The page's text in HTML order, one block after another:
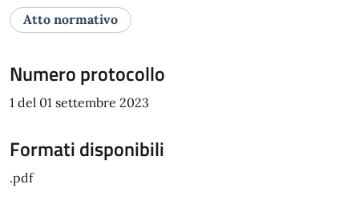
Atto normativo
Numero protocollo
1 del 01 settembre 2023
Formati disponibili
.pdf